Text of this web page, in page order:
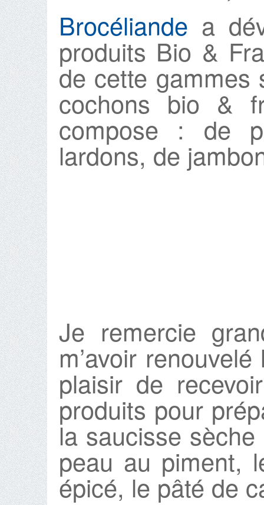
Brocéliande a
produits Bio &
de cette gammes
cochons bio &
compose : de
lardons, de
Je remercie
m’avoir
plaisir de
produits pour
la saucisse
peau au piment,
épicé, le pâté de